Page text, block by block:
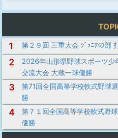
1 第２９回 三重大会 ｼﾞｭﾆｱの部
2
2026年山形県野球スポーツ少
交流大会 大蔵一球優勝
3
第71回全国高等学校軟式野球
勝
4
第７１回全国高等学校軟式野
優勝